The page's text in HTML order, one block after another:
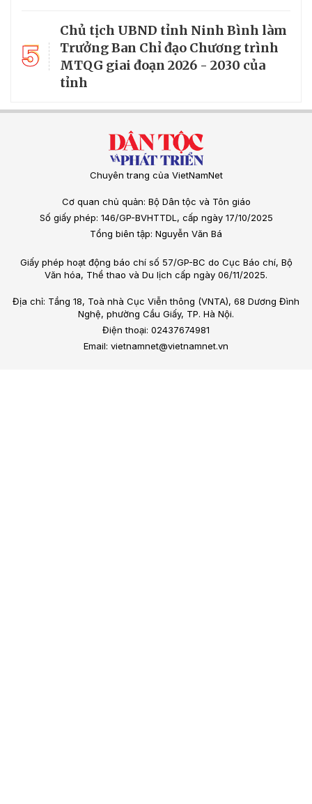
5
Chủ tịch UBND tỉnh Ninh Bình làm
Trưởng Ban Chỉ đạo Chương trình
MTQG giai đoạn 2026 - 2030 của
tỉnh
Chuyên trang của VietNamNet
Cơ quan chủ quản: Bộ Dân tộc và Tôn giáo
Số giấy phép: 146/GP-BVHTTDL, cấp ngày 17/10/2025
Tổng biên tập: Nguyễn Văn Bá
Giấy phép hoạt động báo chí số 57/GP-BC do Cục Báo chí, Bộ
Văn hóa, Thể thao và Du lịch cấp ngày 06/11/2025.
Địa chỉ: Tầng 18, Toà nhà Cục Viễn thông (VNTA), 68 Dương Đình
Nghệ, phường Cầu Giấy, TP. Hà Nội.
Điện thoại: 02437674981
Email: vietnamnet@vietnamnet.vn